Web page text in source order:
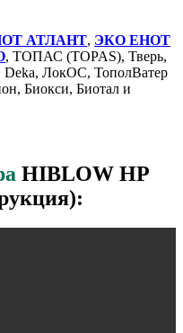
АТЛАНТ, ЭКО ЕНОТ
, ТОПАС (TOPAS), Тверь,
ЛокОС, ТополВатер
Биокси, Биотал и
HIBLOW HP